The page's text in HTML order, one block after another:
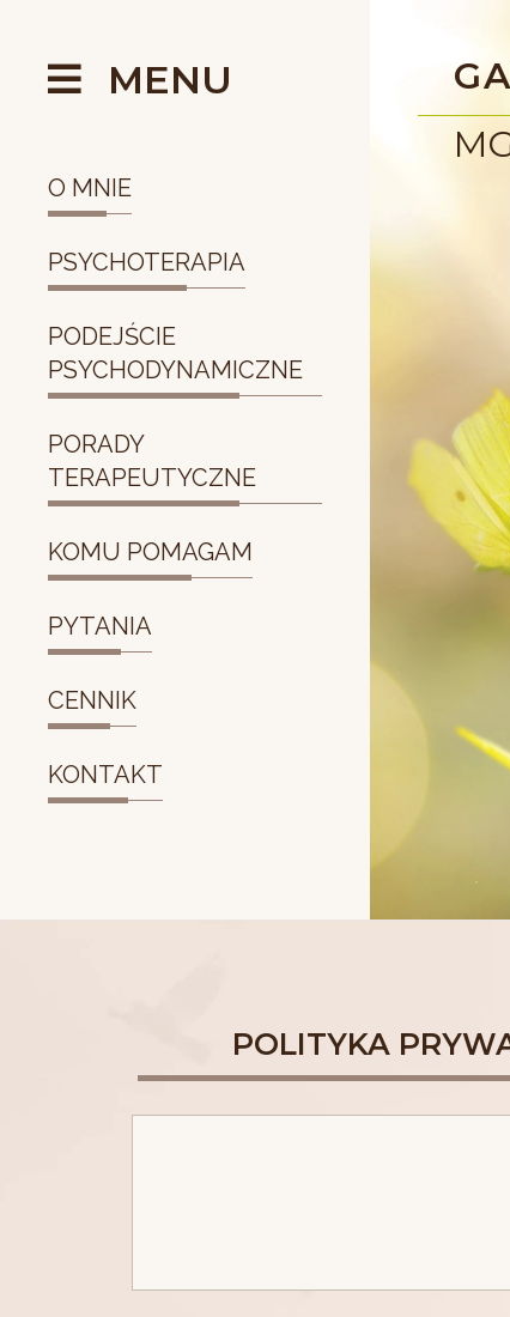
MENU
O MNIE
PSYCHOTERAPIA
PODEJŚCIE
PSYCHODYNAMICZNE
PORADY
TERAPEUTYCZNE
KOMU POMAGAM
PYTANIA
CENNIK
KONTAKT
POLITYKA